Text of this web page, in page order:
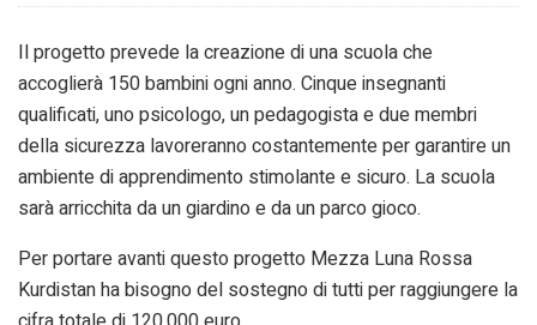
Il progetto prevede la creazione di una scuola che
accoglierà 150 bambini ogni anno. Cinque insegnanti
qualificati, uno psicologo, un pedagogista e due membri
della sicurezza lavoreranno costantemente per garantire un
ambiente di apprendimento stimolante e sicuro. La scuola
sarà arricchita da un giardino e da un parco gioco.
Per portare avanti questo progetto Mezza Luna Rossa
Kurdistan ha bisogno del sostegno di tutti per raggiungere la